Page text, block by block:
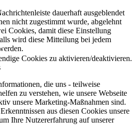
dauerhaft ausgeblendet
nicht zugestimmt wurde, abgelehnt
Cookies, damit diese Einstellung
wird diese Mitteilung bei jedem
Cookies zu aktivieren/deaktivieren.
die uns - teilweise
zu verstehen, wie unsere Webseite
unsere Marketing-Maßnahmen sind.
aus diesen Cookies unsere
Ihre Nutzererfahrung auf unserer